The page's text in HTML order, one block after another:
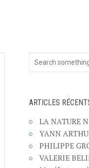
ARTICLES
LA NATURE
YANN
PHILIPPE
VALERIE